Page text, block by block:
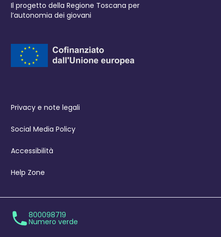
Il progetto della Regione Toscana per
l’autonomia dei giovani
Privacy e note legali
Social Media Policy
Accessibilità
Help Zone
800098719
Numero verde